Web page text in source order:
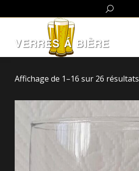
Search:
Affichage de 1–16 sur 26 résultats